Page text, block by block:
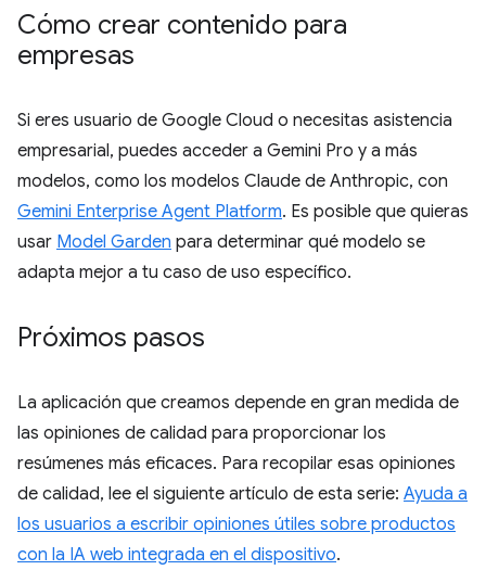
Cómo crear contenido para
empresas
Si eres usuario de Google Cloud o necesitas asistencia
empresarial, puedes acceder a Gemini Pro y a más
modelos, como los modelos Claude de Anthropic, con
Gemini Enterprise Agent Platform. Es posible que quieras
usar Model Garden para determinar qué modelo se
adapta mejor a tu caso de uso específico.
Próximos pasos
La aplicación que creamos depende en gran medida de
las opiniones de calidad para proporcionar los
resúmenes más eficaces. Para recopilar esas opiniones
de calidad, lee el siguiente artículo de esta serie: Ayuda a
los usuarios a escribir opiniones útiles sobre productos
con la IA web integrada en el dispositivo.